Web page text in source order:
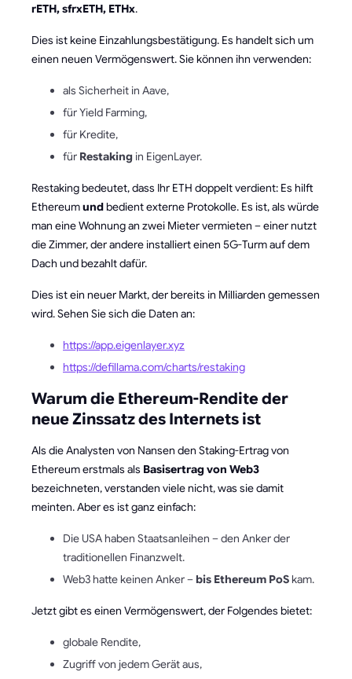
rETH, sfrxETH, ETHx.
Dies ist keine Einzahlungsbestätigung. Es handelt sich um
einen neuen Vermögenswert. Sie können ihn verwenden:
als Sicherheit in Aave,
für Yield Farming,
für Kredite,
für Restaking in EigenLayer.
Restaking bedeutet, dass Ihr ETH doppelt verdient: Es hilft
Ethereumundbedient externe Protokolle. Es ist, als würde
man eine Wohnung an zwei Mieter vermieten – einer nutzt
die Zimmer, der andere installiert einen 5G-Turm auf dem
Dach und bezahlt dafür.
Dies ist ein neuer Markt, der bereits in Milliarden gemessen
wird. Sehen Sie sich die Daten an:
https://app.eigenlayer.xyz
https://defillama.com/charts/restaking
Warum die Ethereum-Rendite der
neue Zinssatz des Internets ist
Als die Analysten von Nansen den Staking-Ertrag von
Ethereum erstmals als Basisertrag von Web3
bezeichneten, verstanden viele nicht, was sie damit
meinten. Aber es ist ganz einfach:
Die USA haben Staatsanleihen – den Anker der
traditionellen Finanzwelt.
Web3 hatte keinen Anker –bis Ethereum PoSkam.
Jetzt gibt es einen Vermögenswert, der Folgendes bietet:
globale Rendite,
Zugriff von jedem Gerät aus,